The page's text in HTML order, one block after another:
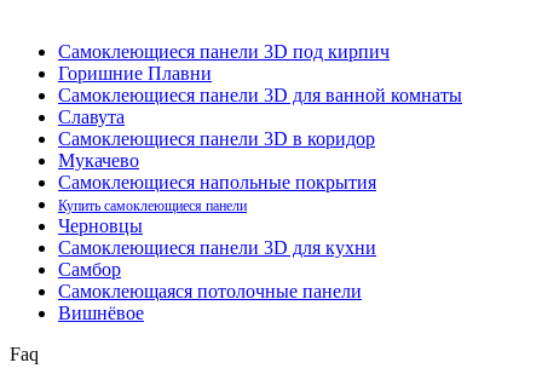
Самоклеющиеся панели 3D под кирпич
Горишние Плавни
Самоклеющиеся панели 3D для ванной комнаты
Славута
Самоклеющиеся панели 3D в коридор
Мукачево
Самоклеющиеся напольные покрытия
Купить самоклеющиеся панели
Черновцы
Самоклеющиеся панели 3D для кухни
Самбор
Самоклеющаяся потолочные панели
Вишнёвое
Faq